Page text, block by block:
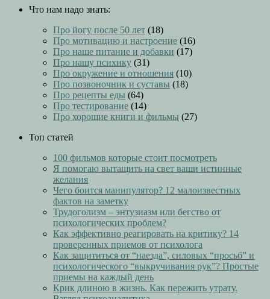
Что нам надо знать:
Про йогу после 50 лет (18)
Про мотивацию и настроение (16)
Про наше питание и добавки (17)
Про нашу психику (31)
Про окружение и отношения (10)
Про позвоночник и суставы (18)
Про рецепты еды (64)
Про тестирование (14)
Про хорошие книги и фильмы (27)
Топ статей
100 фильмов которые стоит посмотреть
Я помогаю вытащить на свет ваши истинные
желания
Чего боится манипулятор? 12 малоизвестных
фактов на заметку
Трудоголизм – энтузиазм или бегство от
психологических проблем?
Как эффективно реагировать на критику? 14
проверенных приемов от психолога
Как защититься от “наезда”, силовых “просьб” и
психологического “выкручивания рук”? Простые
приемы на каждый день
Крик длиною в жизнь. Как пережить утрату.